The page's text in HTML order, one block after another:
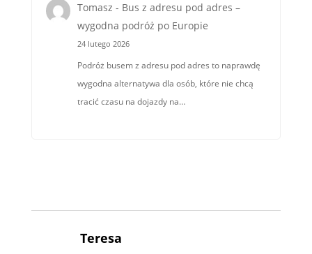
Tomasz - Bus z adresu pod adres –
wygodna podróż po Europie
24 lutego 2026
Podróż busem z adresu pod adres to naprawdę
wygodna alternatywa dla osób, które nie chcą
tracić czasu na dojazdy na…
Teresa